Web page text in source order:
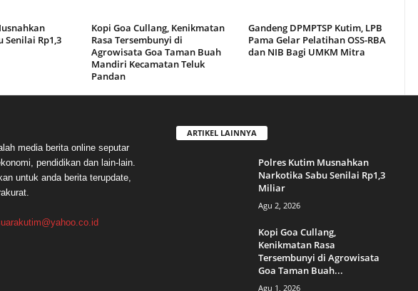
Senilai Rp1,3
Kopi Goa Cullang, Kenikmatan
Rasa Tersembunyi di
Agrowisata Goa Taman Buah
Mandiri Kecamatan Teluk
Pandan
Gandeng DPMPTSP Kutim, LPB
Pama Gelar Pelatihan OSS-RBA
dan NIB Bagi UMKM Mitra
media berita online seputar
pendidikan dan lain-lain.
untuk anda berita terupdate,
ARTIKEL LAINNYA
Polres Kutim Musnahkan
Narkotika Sabu Senilai Rp1,3
Miliar
Agu 2, 2026
Kopi Goa Cullang,
Kenikmatan Rasa
Tersembunyi di Agrowisata
Goa Taman Buah...
Agu 1, 2026